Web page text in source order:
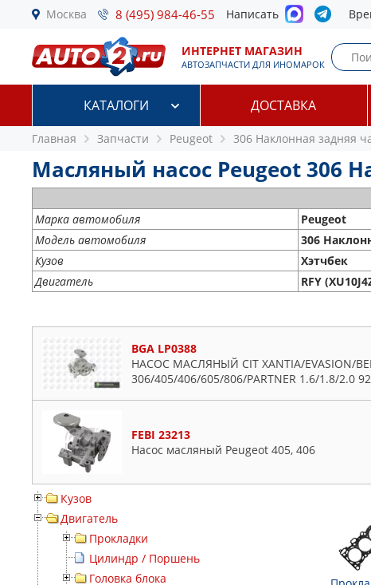
Москва 8 (495) 984-46-55 Написать
ИНТЕРНЕТ МАГАЗИН
АВТОЗАПЧАСТИ ДЛЯ ИНОМАРОК
КАТАЛОГИ ДОСТАВКА
Главная Запчасти Peugeot 306 Наклонная задняя
Масляный насос Peugeot 306
Марка автомобиля
Peugeot
Модель автомобиля
306
Кузов
Хэтчбек
Двигатель
RFY
BGA LP0388
НАСОС МАСЛЯНЫЙ CIT XANTIA/EVASION/
306/405/406/605/806/PARTNER 1.6/1.8/2.0
FEBI 23213
Насос масляный Peugeot 405, 406
Кузов
Двигатель
Прокладки
Цилиндр / Поршень
Головка блока